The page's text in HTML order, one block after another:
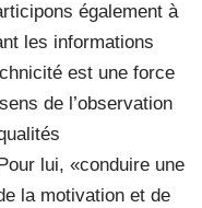
également à
les informations
est une force
de l’observation
lui, «conduire une
la motivation et de